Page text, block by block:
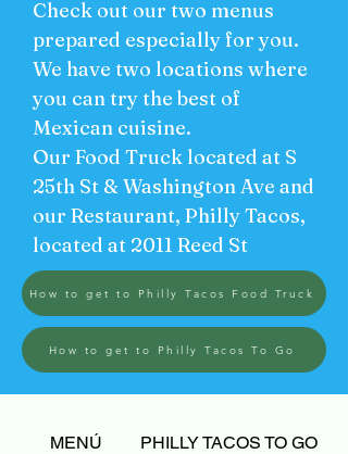
Check out our two menus
prepared especially for you.
We have two locations where
you can try the best of
Mexican cuisine.
Our Food Truck located at S
25th St & Washington Ave and
our Restaurant, Philly Tacos,
located at 2011 Reed St
How to get to Philly Tacos Food Truck
How to get to Philly Tacos To Go
MENÚ PHILLY TACOS TO GO